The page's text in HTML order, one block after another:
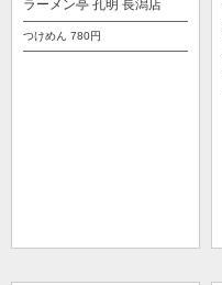
ラーメン亭 孔明 長潟店
つけめん 780円